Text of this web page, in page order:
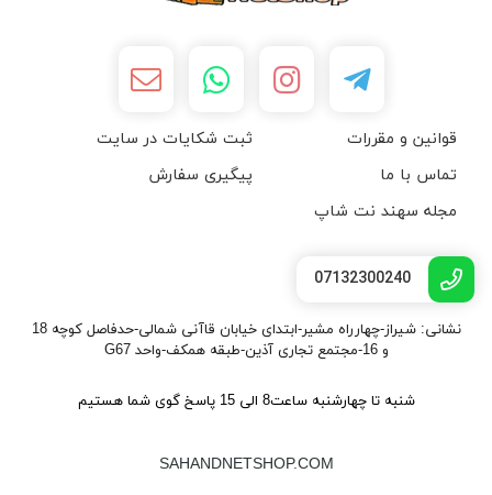
قوانین و مقررات
ثبت شکایات در سایت
تماس با ما
پیگیری سفارش
مجله سهند نت شاپ
07132300240
نشانی: شیراز-چهارراه مشیر-ابتدای خیابان قاآنی شمالی-حدفاصل کوچه 18
و 16-مجتمع تجاری آذین-طبقه همکف-واحد G67
شنبه تا چهارشنبه ساعت8 الی 15 پاسخ گوی شما هستیم
SAHANDNETSHOP.COM